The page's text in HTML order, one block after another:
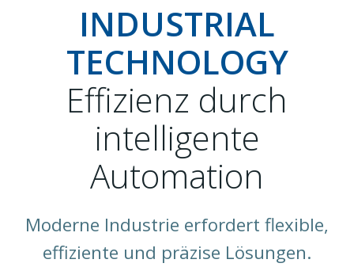
INDUSTRIAL
TECHNOLOGY
Effizienz durch
intelligente
Automation
Moderne Industrie erfordert flexible,
effiziente und präzise Lösungen.